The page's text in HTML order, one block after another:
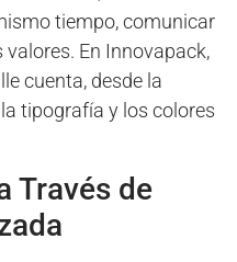
tiempo, comunicar
En Innovapack,
cuenta, desde la
tipografía y los colores
Través de